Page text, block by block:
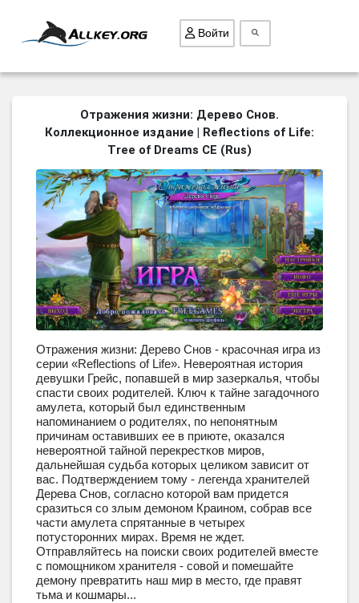
ВСЕ ИГРЫ
ПОИСК ПРЕДМЕТОВ
БИЗНЕС
ТРИ-В-РЯД
СТРАТЕГИИ
СТРЕЛЯЛКИ
КВЕСТ
КАК СКАЧАТЬ
НОВОСТИ
Войти
Отражения жизни: Дерево Снов.
Коллекционное издание | Reflections of Life:
Tree of Dreams CE (Rus)
Отражения жизни: Дерево Снов - красочная игра из
серии «Reflections of Life». Невероятная история
девушки Грейс, попавшей в мир зазеркалья, чтобы
спасти своих родителей. Ключ к тайне загадочного
амулета, который был единственным
напоминанием о родителях, по непонятным
причинам оставивших ее в приюте, оказался
невероятной тайной перекрестков миров,
дальнейшая судьба которых целиком зависит от
вас. Подтверждением тому - легенда хранителей
Дерева Снов, согласно которой вам придется
сразиться со злым демоном Краином, собрав все
части амулета спрятанные в четырех
потусторонних мирах. Время не ждет.
Отправляйтесь на поиски своих родителей вместе
с помощником хранителя - совой и помешайте
демону превратить наш мир в место, где правят
тьма и кошмары...